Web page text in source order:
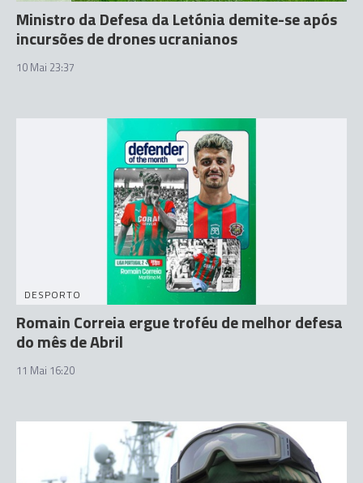
Ministro da Defesa da Letónia demite-se após
incursões de drones ucranianos
10 Mai 23:37
DESPORTO
Romain Correia ergue troféu de melhor defesa
do mês de Abril
11 Mai 16:20